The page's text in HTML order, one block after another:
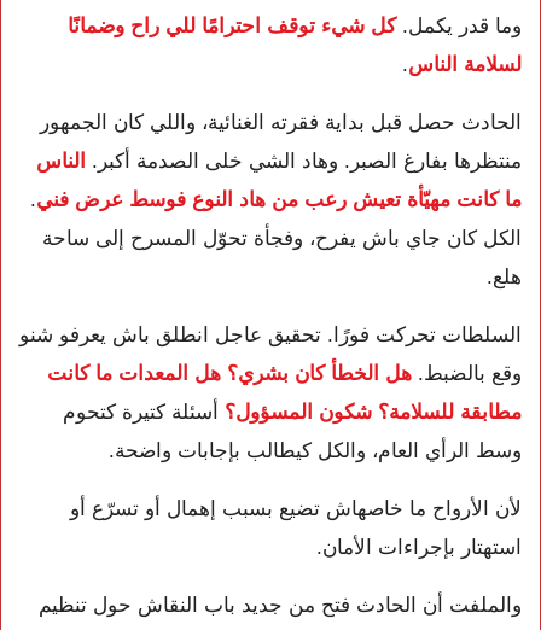
وما قدر يكمل.كل شيء توقف احترامًا للي راح وضمانًا
لسلامة الناس.
الحادث حصل قبل بداية فقرته الغنائية، واللي كان الجمهور
منتظرها بفارغ الصبر. وهاد الشي خلى الصدمة أكبر. الناس
ما كانت مهيّأة تعيش رعب من هاد النوع فوسط عرض فني.
الكل كان جاي باش يفرح، وفجأة تحوّل المسرح إلى ساحة
هلع.
السلطات تحركت فورًا. تحقيق عاجل انطلق باش يعرفو شنو
وقع بالضبط. هل الخطأ كان بشري؟ هل المعدات ما كانت
مطابقة للسلامة؟ شكون المسؤول؟ أسئلة كتيرة كتحوم
وسط الرأي العام، والكل كيطالب بإجابات واضحة.
لأن الأرواح ما خاصهاش تضيع بسبب إهمال أو تسرّع أو
استهتار بإجراءات الأمان.
والملفت أن الحادث فتح من جديد باب النقاش حول تنظيم